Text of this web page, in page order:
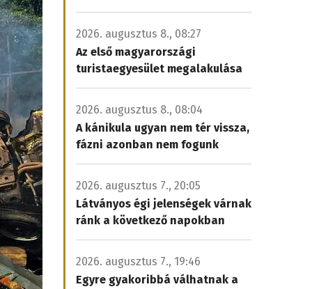
2026. augusztus 8., 08:27
Az első magyarországi
turistaegyesület megalakulása
2026. augusztus 8., 08:04
A kánikula ugyan nem tér vissza,
fázni azonban nem fogunk
2026. augusztus 7., 20:05
Látványos égi jelenségek várnak
ránk a következő napokban
2026. augusztus 7., 19:46
Egyre gyakoribbá válhatnak a